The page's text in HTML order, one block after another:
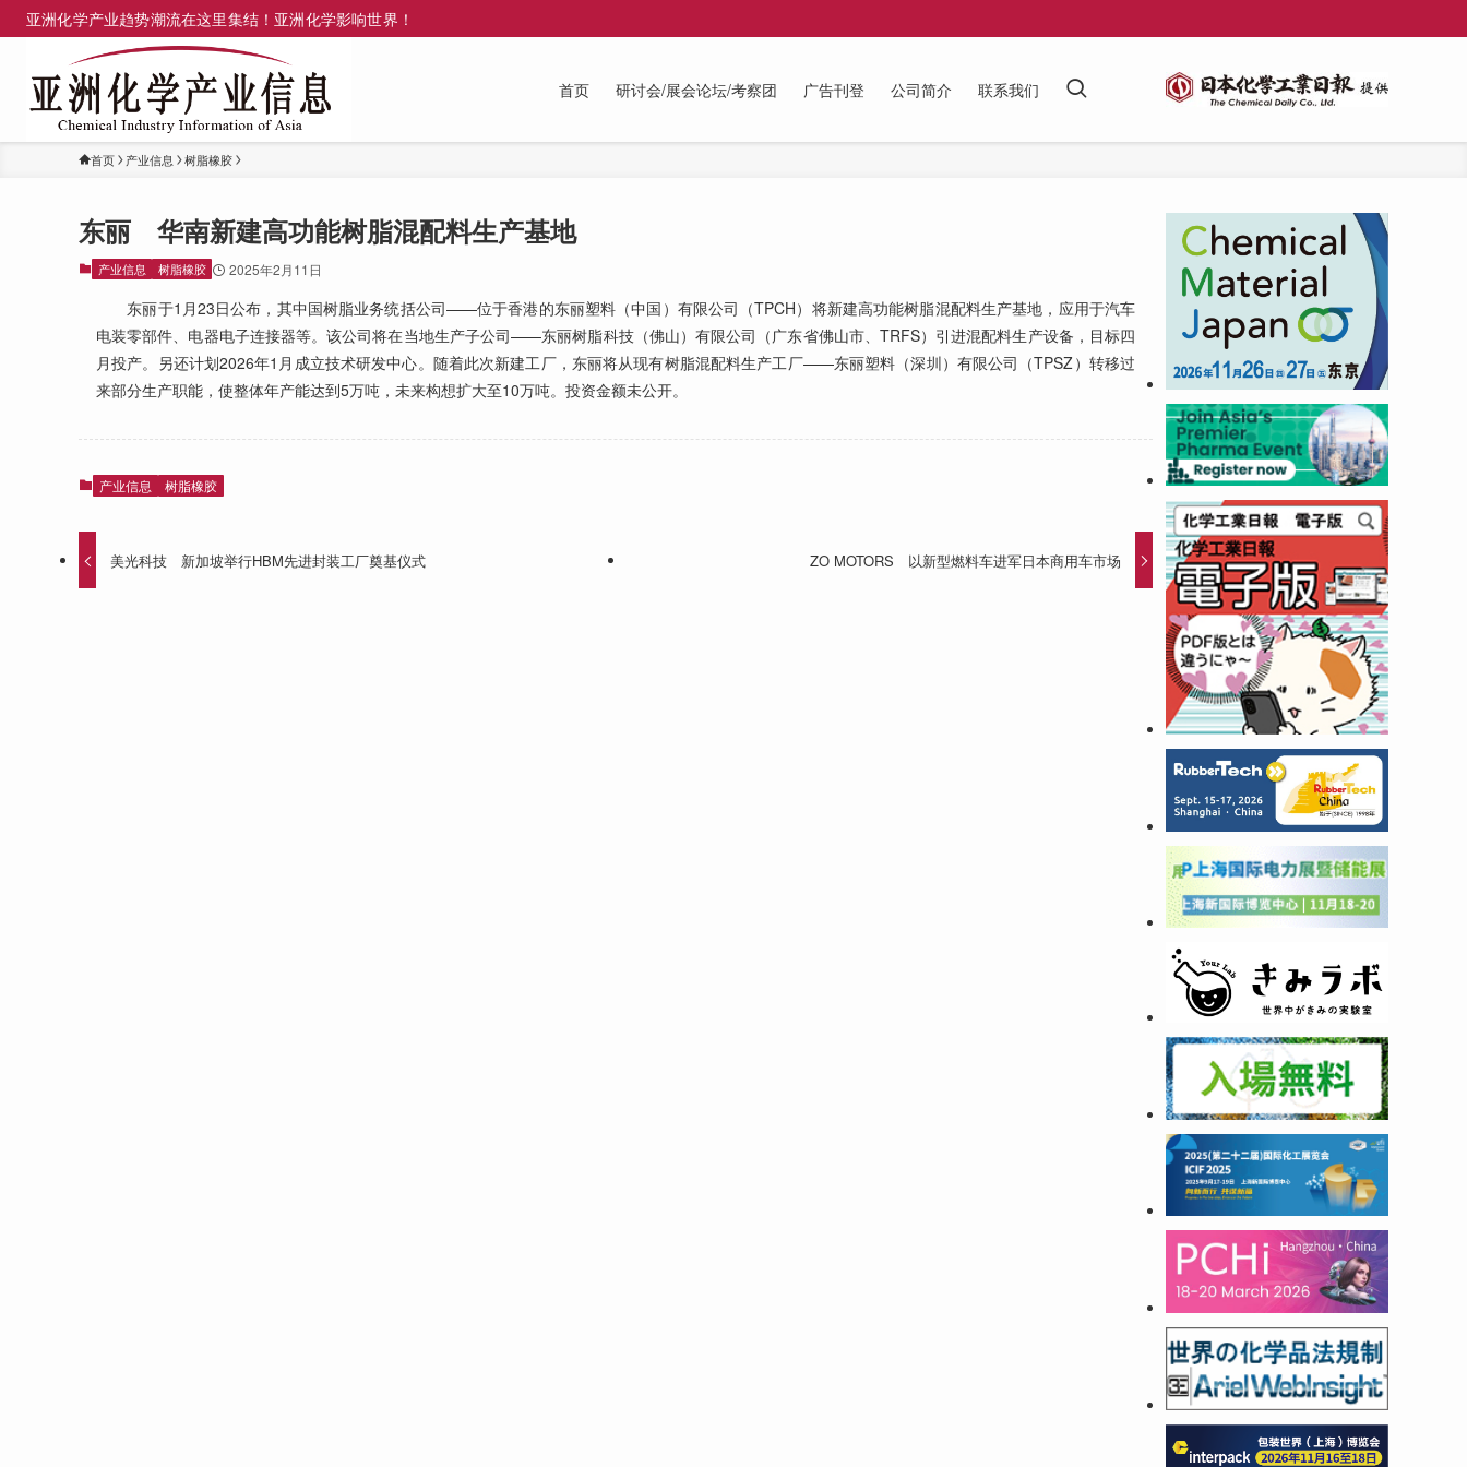
亚洲化学产业趋势潮流在这里集结！亚洲化学影响世界！
首页 研讨会/展会论坛/考察团 广告刊登 公司简介 联系我们
首页 产业信息 树脂橡胶
东丽 华南新建高功能树脂混配料生产基地
产业信息 树脂橡胶 2025年2月11日
东丽于1月23日公布，其中国树脂业务统括公司——位于香港的东丽塑料（中国）有限公司（TPCH）将新建高功能树脂混配料生产基地，应用于汽车
电装零部件、电器电子连接器等。该公司将在当地生产子公司——东丽树脂科技（佛山）有限公司（广东省佛山市、TRFS）引进混配料生产设备，目标四
月投产。另还计划2026年1月成立技术研发中心。随着此次新建工厂，东丽将从现有树脂混配料生产工厂——东丽塑料（深圳）有限公司（TPSZ）转移过
来部分生产职能，使整体年产能达到5万吨，未来构想扩大至10万吨。投资金额未公开。
产业信息 树脂橡胶
美光科技 新加坡举行HBM先进封装工厂奠基仪式 ZO MOTORS 以新型燃料车进军日本商用车市场